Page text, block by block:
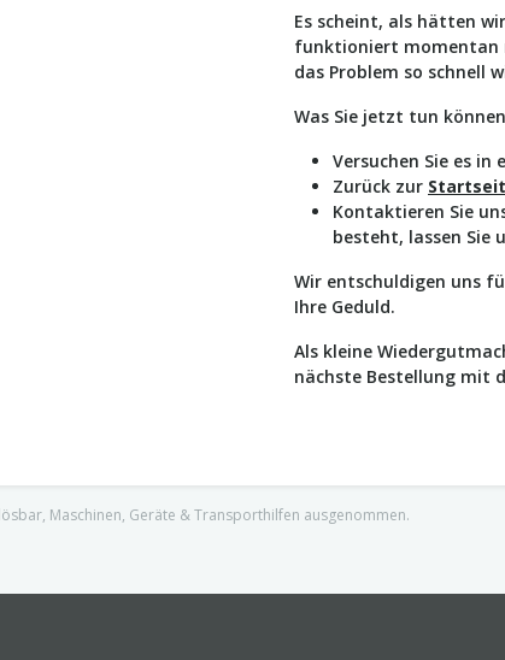
Es scheint, als hätten
funktioniert momentan
das Problem so schnell
Was Sie jetzt tun
Versuchen Sie es
Zurück zur
Kontaktieren Sie
besteht, lassen Sie
Wir entschuldigen uns
Ihre Geduld.
Als kleine
nächste Bestellung mit
Maschinen, Geräte & Transporthilfen ausgenommen.